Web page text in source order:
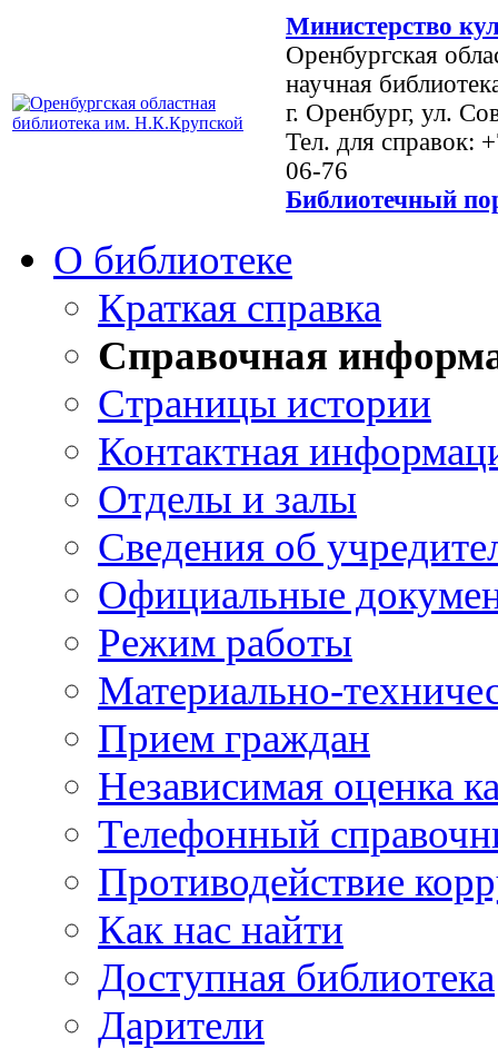
Министерство
Оренбургская
научная
г. Оренбург, ул.
Тел. для справок:
06-76
Библиотечный
О библиотеке
Краткая справка
Справочная
Страницы истории
Контактная
Отделы и залы
Сведения об
Официальные
Режим работы
Материально-
Прием граждан
Независимая оценка
Телефонный
Противодействие
Как нас найти
Доступная библиотека
Дарители